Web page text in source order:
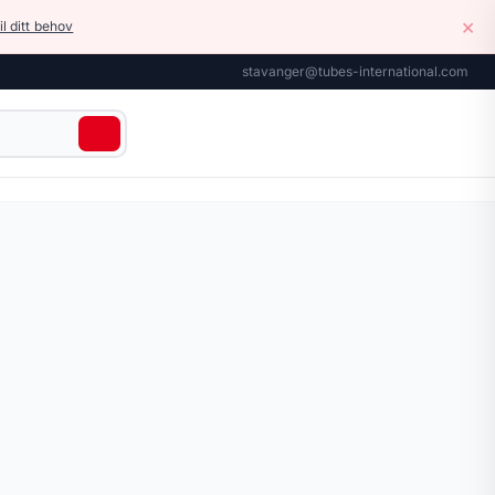
ditt behov ×
stavanger@tubes-international.com